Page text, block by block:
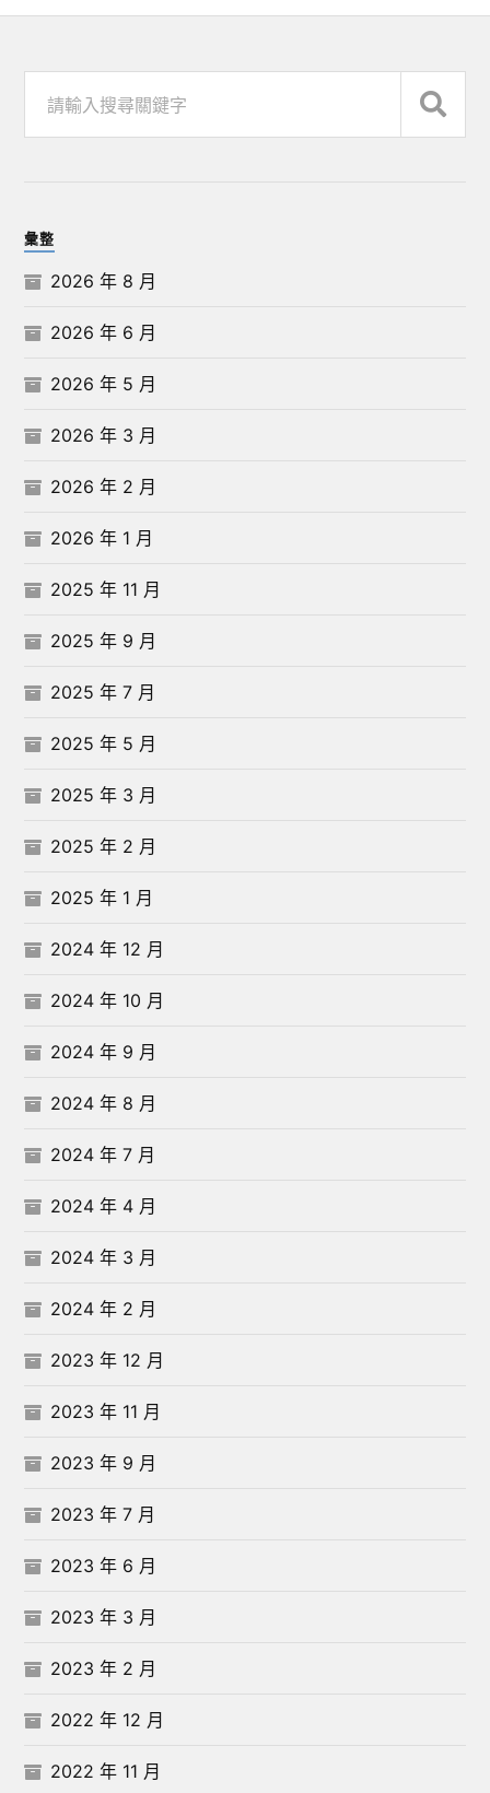
彙整
2026 年 8 月
2026 年 6 月
2026 年 5 月
2026 年 3 月
2026 年 2 月
2026 年 1 月
2025 年 11 月
2025 年 9 月
2025 年 7 月
2025 年 5 月
2025 年 3 月
2025 年 2 月
2025 年 1 月
2024 年 12 月
2024 年 10 月
2024 年 9 月
2024 年 8 月
2024 年 7 月
2024 年 4 月
2024 年 3 月
2024 年 2 月
2023 年 12 月
2023 年 11 月
2023 年 9 月
2023 年 7 月
2023 年 6 月
2023 年 3 月
2023 年 2 月
2022 年 12 月
2022 年 11 月